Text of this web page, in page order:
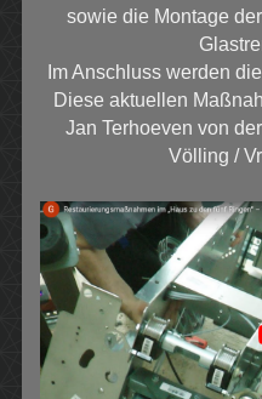
sowie die Montage
Im Anschluss werden
Diese aktuellen
Jan Terhoeven von
Völling /